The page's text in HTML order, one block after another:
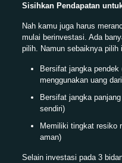
Sisihkan Pendapatan
Nah kamu juga harus
mulai berinvestasi. Ada
pilih. Namun sebaiknya pilih
Bersifat jangka
menggunakan uang
Bersifat jangka
sendiri)
Memiliki tingkat resiko
aman)
Selain investasi pada 3